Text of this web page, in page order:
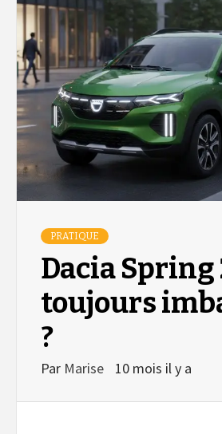
PRATIQUE
Dacia Spring
toujours
?
Par Marise 10 mois il y a